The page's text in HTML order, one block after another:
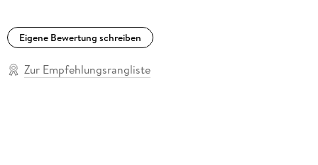
Eigene Bewertung schreiben
Zur Empfehlungsrangliste